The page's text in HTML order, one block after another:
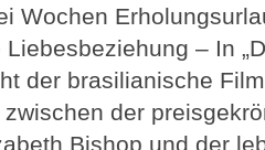
Wochen
– In
der brasilianische
der
Bishop und der